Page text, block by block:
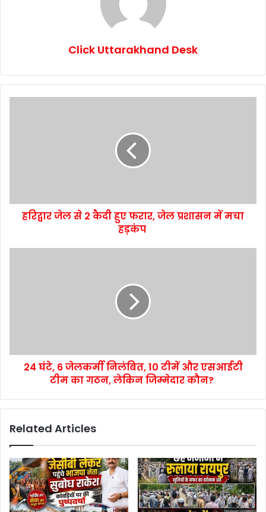
Click Uttarakhand Desk
हरिद्वार जेल से 2 कैदी हुए फरार, जेल प्रशासन में मचा
हड़कंप
24 घंटे, 6 जेलकर्मी निलंबित, 10 टीमें और एसआईटी
टीम का गठन, लेकिन जिम्मेदार कौन?
Related Articles